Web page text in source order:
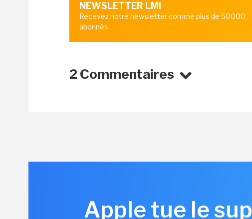
NEWSLETTER LMI
Recevez notre newsletter comme plus de 50000
abonnés
2 Commentaires
Apple tue le